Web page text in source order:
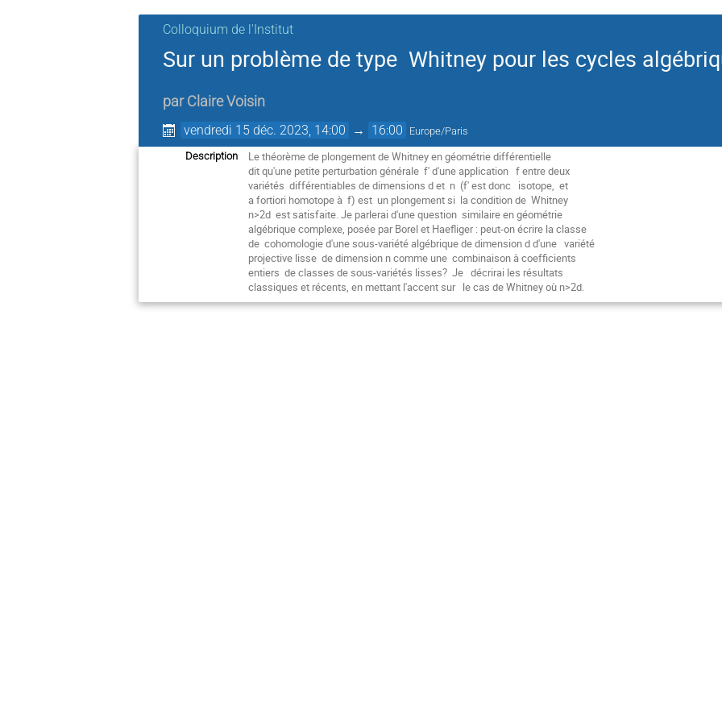
Colloquium de l'Institut
Sur un problème de type Whitney pour les cycles
par Claire Voisin
vendredi 15 déc. 2023, 14:00 → 16:00 Europe/Paris
Description
Le théorème de plongement de Whitney en géométrie différentielle
dit qu'une petite perturbation générale f' d'une application f entre deux
variétés différentiables de dimensions d et n (f' est donc isotope, et
a fortiori homotope à f) est un plongement si la condition de Whitney
n>2d est satisfaite. Je parlerai d'une question similaire en géométrie
algébrique complexe, posée par Borel et Haefliger : peut-on écrire la classe
de cohomologie d'une sous-variété algébrique de dimension d d'une variété
projective lisse de dimension n comme une combinaison à coefficients
entiers de classes de sous-variétés lisses? Je décrirai les résultats
classiques et récents, en mettant l'accent sur le cas de Whitney où n>2d.